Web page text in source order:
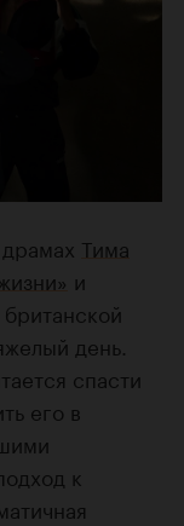
Тима
и
день.
спасти
его в
к